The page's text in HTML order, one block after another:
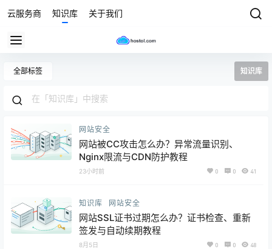
云服务商 知识库 关于我们
全部标签 知识库
网站安全
网站被CC攻击怎么办？异常流量识别、
Nginx限流与CDN防护教程
23小时前 0 0 41
知识库 网站安全
网站SSL证书过期怎么办？证书检查、重新
签发与自动续期教程
8月5日 0 0 48